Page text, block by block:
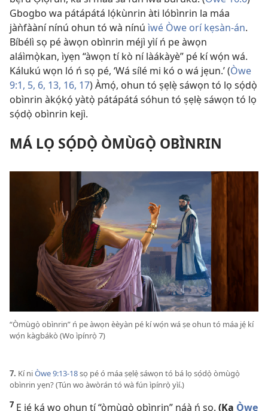
Gbogbo wa pátápátá lọ́kùnrin àti lóbìnrin la máa
jàǹfààní nínú ohun tó wà nínú ìwé Òwe orí kẹsàn-án.
Bíbélì sọ pé àwọn obìnrin méjì yìí ń pe àwọn
aláìmọ̀kan, ìyẹn “àwọn tí kò ní làákàyè” pé kí wọ́n wá.
Kálukú wọn ló ń sọ pé, ‘Wá sílé mi kó o wá jẹun.’ (Òwe
9:1, 5, 6, 13, 16, 17) Àmọ́, ohun tó ṣẹlẹ̀ sáwọn tó lọ sọ́dọ̀
obìnrin àkọ́kọ́ yàtọ̀ pátápátá sóhun tó ṣẹlẹ̀ sáwọn tó lọ
sọ́dọ̀ obìnrin kejì.
MÁ LỌ SỌ́DỌ̀ ÒMÙGỌ̀ OBÌNRIN
“Òmùgọ̀ obìnrin” ń pe àwọn èèyàn pé kí wọ́n wá ṣe ohun tó máa jẹ́ kí
wọ́n kàgbákò (Wo ìpínrọ̀ 7)
7. Kí niÒwe 9:13-18sọ pé ó máa ṣẹlẹ̀ sáwọn tó bá lọ sọ́dọ̀ òmùgọ̀
obìnrin yẹn? (Tún wo àwòrán tó wà fún ìpínrọ̀ yìí.)
7 Ẹ jẹ́ ká wo ohun tí “òmùgọ̀ obìnrin” náà ń sọ. (Ka Òwe